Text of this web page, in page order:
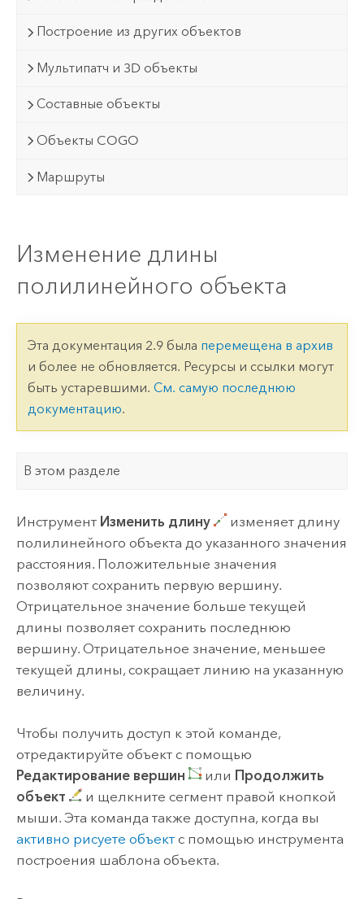
Построение из других объектов
Мультипатч и 3D объекты
Составные объекты
Объекты COGO
Маршруты
Изменение длины
полилинейного объекта
Эта документация 2.9 была перемещена в архив
и более не обновляется. Ресурсы и ссылки могут
быть устаревшими. См. самую последнюю
документацию.
В этом разделе
Инструмент Изменить длину
изменяет длину
полилинейного объекта до указанного значения
расстояния. Положительные значения
позволяют сохранить первую вершину.
Отрицательное значение больше текущей
длины позволяет сохранить последнюю
вершину. Отрицательное значение, меньшее
текущей длины, сокращает линию на указанную
величину.
Чтобы получить доступ к этой команде,
отредактируйте объект с помощью
Редактирование вершин
или Продолжить
объект
и щелкните сегмент правой кнопкой
мыши. Эта команда также доступна, когда вы
активно рисуете объектс помощью инструмента
построения шаблона объекта.